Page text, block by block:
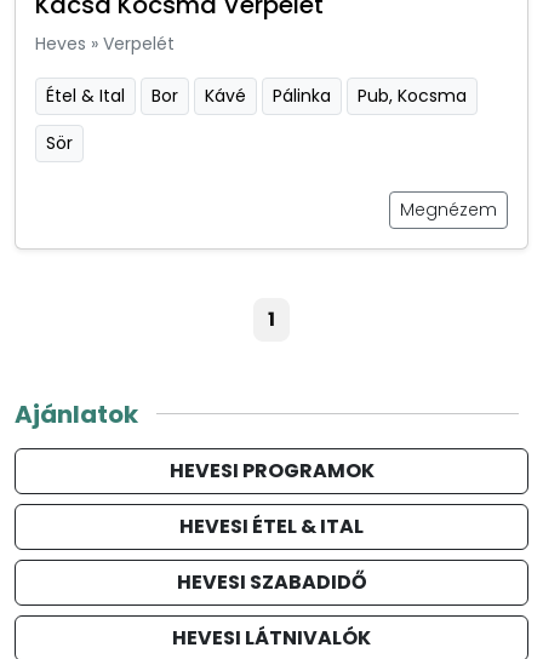
Heves » Verpelét
Étel & Ital Bor Kávé Pálinka
Pub, Kocsma
Sör
Megnézem
1
Ajánlatok
HEVESI PROGRAMOK
HEVESI ÉTEL & ITAL
HEVESI SZABADIDŐ
HEVESI LÁTNIVALÓK